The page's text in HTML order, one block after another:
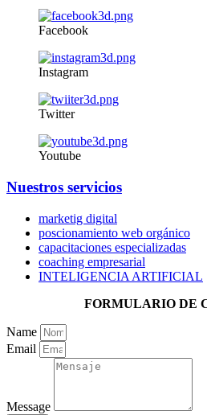
Facebook
Instagram
Twitter
Youtube
Nuestros servicios
marketig digital
poscionamiento web orgánico
capacitaciones especializadas
coaching empresarial
INTELIGENCIA ARTIFICIAL
FORMULARIO DE
Name
Email
Message